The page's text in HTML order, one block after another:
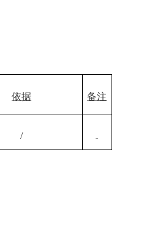
依据 备注
/